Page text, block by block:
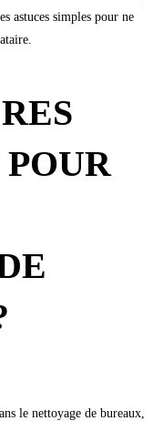
astuces simples pour ne
le nettoyage de bureaux,